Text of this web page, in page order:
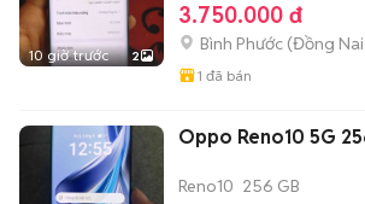
10 giờ trước 2
3.750.000 đ
Bình Phước (Đồng Nai
1 đã bán
Oppo Reno10 5G
Reno10 256 GB